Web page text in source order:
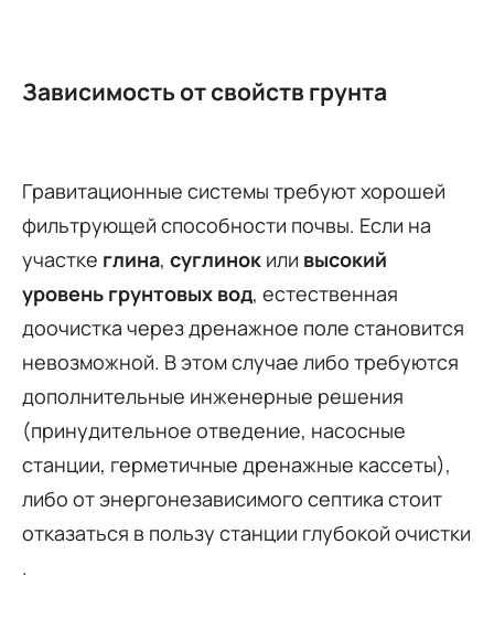
Зависимость от свойств грунта
Гравитационные системы требуют хорошей
фильтрующей способности почвы. Если на
участке глина, суглинок или высокий
уровень грунтовых вод, естественная
доочистка через дренажное поле становится
невозможной. В этом случае либо требуются
дополнительные инженерные решения
(принудительное отведение, насосные
станции, герметичные дренажные кассеты),
либо от энергонезависимого септика стоит
отказаться в пользу станции глубокой очистки
.